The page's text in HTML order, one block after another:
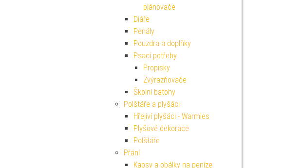
plánovače
Diáře
Penály
Pouzdra a doplňky
Psací potřeby
Propisky
Zvýrazňovače
Školní batohy
Polštáře a plyšáci
Hřejiví plyšáci - Warmies
Plyšové dekorace
Polštáře
Přání
Kapsy a obálky na peníze